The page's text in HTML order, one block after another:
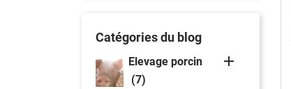
Catégories du blog
Elevage porcin
(7)
